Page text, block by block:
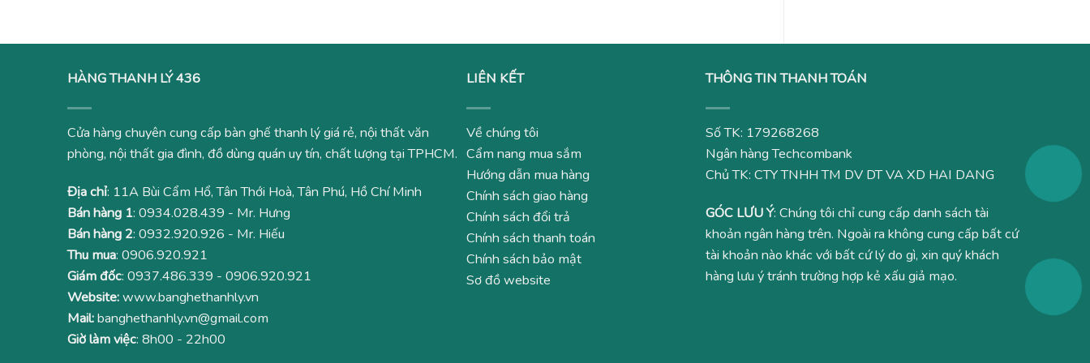
HÀNG THANH LÝ 436
Cửa hàng chuyên cung cấp bàn ghế thanh lý giá rẻ, nội thất văn
phòng, nội thất gia đình, đồ dùng quán uy tín, chất lượng tại TPHCM.
Địa chỉ: 11A Bùi Cẩm Hổ, Tân Thới Hoà, Tân Phú, Hồ Chí Minh
Bán hàng 1: 0934.028.439 - Mr. Hưng
Bán hàng 2: 0932.920.926 - Mr. Hiếu
Thu mua: 0906.920.921
Giám đốc: 0937.486.339 - 0906.920.921
Website:www.banghethanhly.vn
Mail:banghethanhly.vn@gmail.com
Giờ làm việc: 8h00 - 22h00
LIÊN KẾT
Về chúng tôi
Cẩm nang mua sắm
Hướng dẫn mua hàng
Chính sách giao hàng
Chính sách đổi trả
Chính sách thanh toán
Chính sách bảo mật
Sơ đồ website
THÔNG TIN THANH TOÁN
Số TK: 179268268
Ngân hàng Techcombank
Chủ TK: CTY TNHH TM DV DT VA XD HAI DANG
GÓC LƯU Ý: Chúng tôi chỉ cung cấp danh sách tài
khoản ngân hàng trên. Ngoài ra không cung cấp bất cứ
tài khoản nào khác với bất cứ lý do gì, xin quý khách
hàng lưu ý tránh trường hợp kẻ xấu giả mạo.